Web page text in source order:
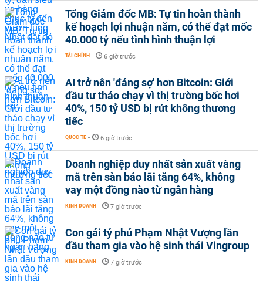
Tổng Giám đốc MB: Tự tin hoàn thành
kế hoạch lợi nhuận năm, có thể đạt mốc
40.000 tỷ nếu tình hình thuận lợi
TÀI CHÍNH - 6 giờ trước
AI trở nên 'đáng sợ' hơn Bitcoin: Giới
đầu tư tháo chạy vì thị trường bốc hơi
40%, 150 tỷ USD bị rút không thương
tiếc
QUỐC TẾ - 6 giờ trước
Doanh nghiệp duy nhất sản xuất vàng
mã trên sàn báo lãi tăng 64%, không
vay một đồng nào từ ngân hàng
KINH DOANH - 7 giờ trước
Con gái tỷ phú Phạm Nhật Vượng lần
đầu tham gia vào hệ sinh thái Vingroup
KINH DOANH - 7 giờ trước